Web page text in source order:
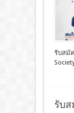
รับสมั
รับส